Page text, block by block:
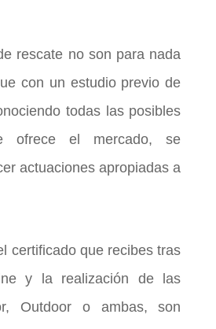
rescate no son para nada
con un estudio previo de
todas las posibles
ofrece el mercado, se
actuaciones apropiadas a
certificado que recibes tras
y la realización de las
Outdoor o ambas, son